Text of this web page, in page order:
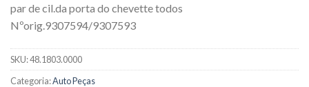
par de cil.da porta do chevette todos
Nºorig.9307594/9307593
SKU:48.1803.0000
Categoria:Auto Peças